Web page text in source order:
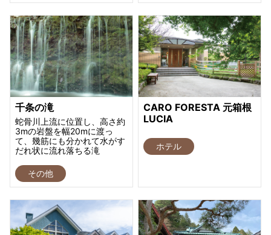
千条の滝
蛇骨川上流に位置し、高さ約
3mの岩盤を幅20mに渡っ
て、幾筋にも分かれて水がす
だれ状に流れ落ちる滝
その他
CARO FORESTA 元箱根
LUCIA
ホテル